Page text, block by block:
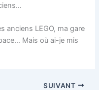
anciens LEGO, ma gare
Mais où ai-je mis
SUIVANT